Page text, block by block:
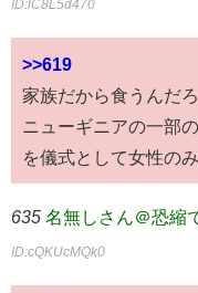
ID:lC8L5d470
>>619
家族だから食うんだろ
ニューギニアの一部
を儀式として女性のみ
635 名無しさん＠恐縮
ID:cQKUcMQk0